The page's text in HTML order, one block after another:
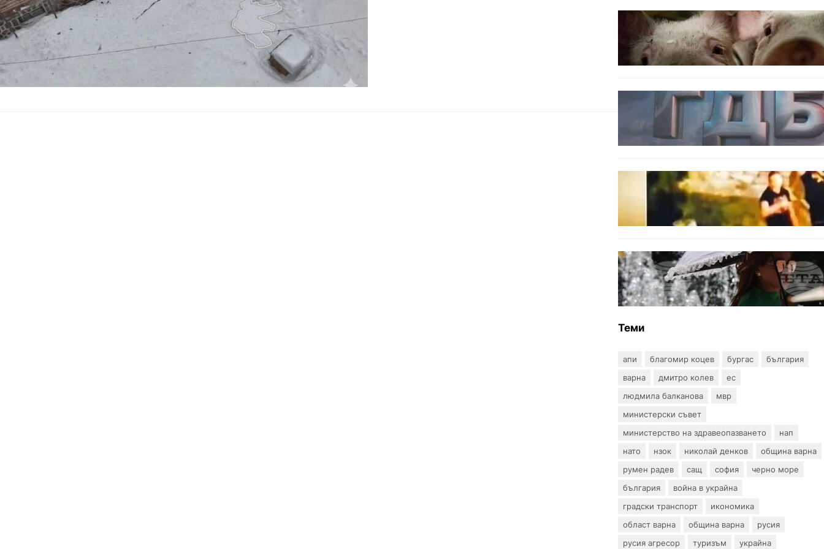
БЪЛГАРИЯ
БАБХ регистрира огнище на
африканска чума по свинете в
стопанство край Варна
БЪЛГАРИЯ
Наркобарон с мрежа от 14
нелегални лаборатории е
задържан у нас
ОБЩЕСТВО
Скандалът в Банско: Имало ли
е провокация от италианските
младежи преди нацистките
нападки?
БЕЗ КАТЕГОРИЯ
Жега до 37°: НИМХ обяви
оранжев и жълт код за опасно
време
Теми
апи благомир коцев бургас
българия
варна
дмитро колев
ес
людмила балканова
мвр
министерски съвет
министерство на здравеопазването
нап
нато
нзок николай денков
община варна
румен радев
сащ софия
черно море
българия
война в украйна
градски транспорт
икономика
област варна
община варна
русия
русия агресор
туризъм украйна